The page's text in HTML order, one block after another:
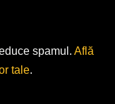
spamul. Află
tale.